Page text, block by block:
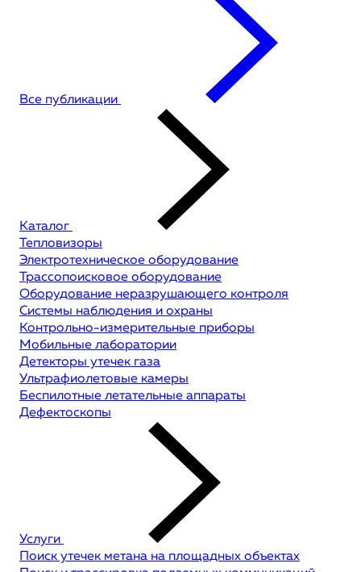
Все публикации
Каталог
Тепловизоры
Электротехническое оборудование
Трассопоисковое оборудование
Оборудование неразрушающего контроля
Системы наблюдения и охраны
Контрольно-измерительные приборы
Мобильные лаборатории
Детекторы утечек газа
Ультрафиолетовые камеры
Беспилотные летательные аппараты
Дефектоскопы
Услуги
Поиск утечек метана на площадных объектах